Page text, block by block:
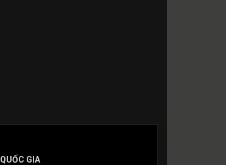
QUỐC GIA